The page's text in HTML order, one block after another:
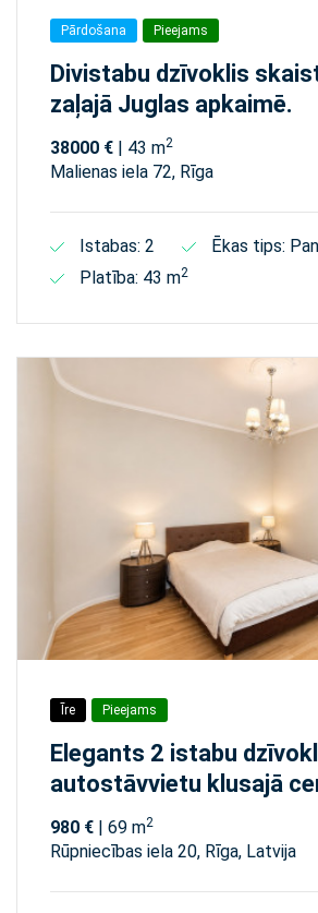
Pārdošana Pieejams
Divistabu dzīvoklis
zaļajā Juglas apkaimē.
38000 € | 43 m2
Malienas iela 72, Rīga
Istabas: 2
Ēkas tips:
Platība: 43 m2
Īre Pieejams
Elegants 2 istabu
autostāvvietu klusajā
980 € | 69 m2
Rūpniecības iela 20, Rīga, Latvija